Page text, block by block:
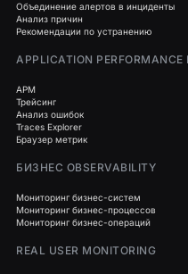
Объединение алертов в инциденты
Анализ причин
Рекомендации по устранению
APPLICATION PERFORMANCE
APM
Трейсинг
Анализ ошибок
Traces Explorer
Браузер метрик
БИЗНЕС OBSERVABILITY
Мониторинг бизнес-систем
Мониторинг бизнес-процессов
Мониторинг бизнес-операций
REAL USER MONITORING